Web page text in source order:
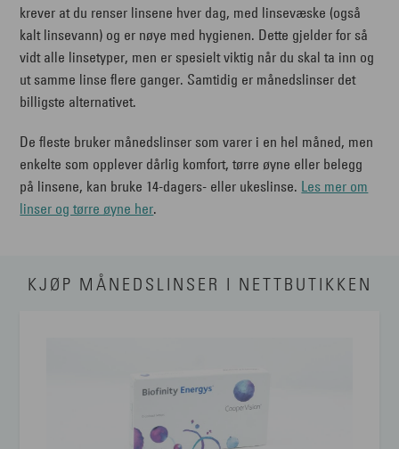
krever at du renser linsene hver dag, med linsevæske (også
kalt linsevann) og er nøye med hygienen. Dette gjelder for så
vidt alle linsetyper, men er spesielt viktig når du skal ta inn og
ut samme linse flere ganger. Samtidig er månedslinser det
billigste alternativet.
De fleste bruker månedslinser som varer i en hel måned, men
enkelte som opplever dårlig komfort, tørre øyne eller belegg
på linsene, kan bruke 14-dagers- eller ukeslinse. Les mer om
linser og tørre øyne her.
KJØP MÅNEDSLINSER I NETTBUTIKKEN